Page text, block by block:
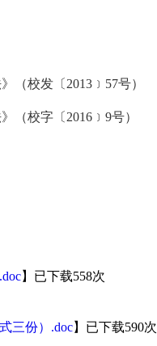
（校发〔 2013 ﹞ 57号）
（校字〔 2016 ﹞ 9号）
】已下载558次
三份）.doc】已下载590次